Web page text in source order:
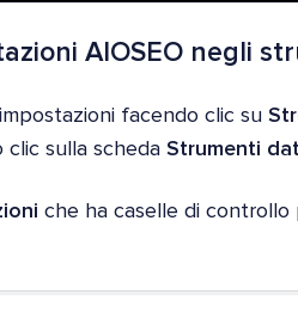
AIOSEO negli
facendo clic su
clic sulla scheda Strumenti
che ha caselle di controllo